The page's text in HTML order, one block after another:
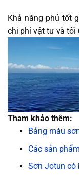
Khả năng phủ tốt
chi phí vật tư và tối
Tham khảo thêm:
Bảng màu
Các sản
Sơn Jotun có